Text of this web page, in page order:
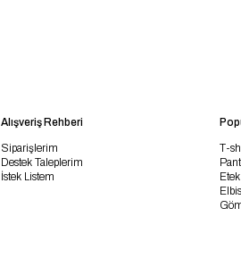
Alışveriş Rehberi
Siparişlerim
Destek Taleplerim
İstek Listem
T-
Etek